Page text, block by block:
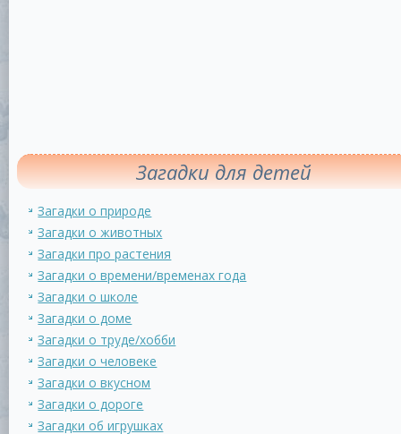
Загадки для детей
Загадки о природе
Загадки о животных
Загадки про растения
Загадки о времени/временах года
Загадки о школе
Загадки о доме
Загадки о труде/хобби
Загадки о человеке
Загадки о вкусном
Загадки о дороге
Загадки об игрушках